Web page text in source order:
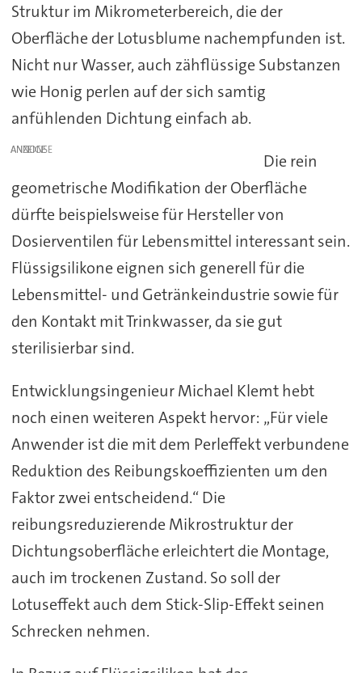
Struktur im Mikrometerbereich, die der
Oberfläche der Lotusblume nachempfunden ist.
Nicht nur Wasser, auch zähflüssige Substanzen
wie Honig perlen auf der sich samtig
anfühlenden Dichtung einfach ab.
ANZEIGE
Die rein
geometrische Modifikation der Oberfläche
dürfte beispielsweise für Hersteller von
Dosierventilen für Lebensmittel interessant sein.
Flüssigsilikone eignen sich generell für die
Lebensmittel- und Getränkeindustrie sowie für
den Kontakt mit Trinkwasser, da sie gut
sterilisierbar sind.
Entwicklungsingenieur Michael Klemt hebt
noch einen weiteren Aspekt hervor: „Für viele
Anwender ist die mit dem Perleffekt verbundene
Reduktion des Reibungskoeffizienten um den
Faktor zwei entscheidend.“ Die
reibungsreduzierende Mikrostruktur der
Dichtungsoberfläche erleichtert die Montage,
auch im trockenen Zustand. So soll der
Lotuseffekt auch dem Stick-Slip-Effekt seinen
Schrecken nehmen.